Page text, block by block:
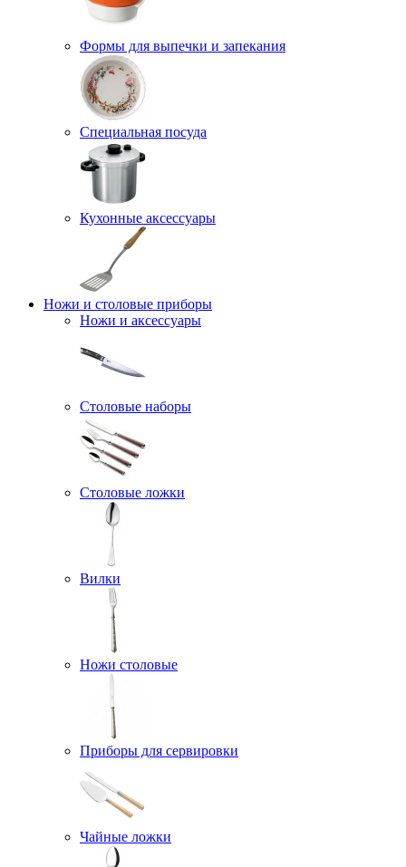
Формы для выпечки и запекания
Специальная посуда
Кухонные аксессуары
Ножи и столовые приборы
Ножи и аксессуары
Столовые наборы
Столовые ложки
Вилки
Ножи столовые
Приборы для сервировки
Чайные ложки